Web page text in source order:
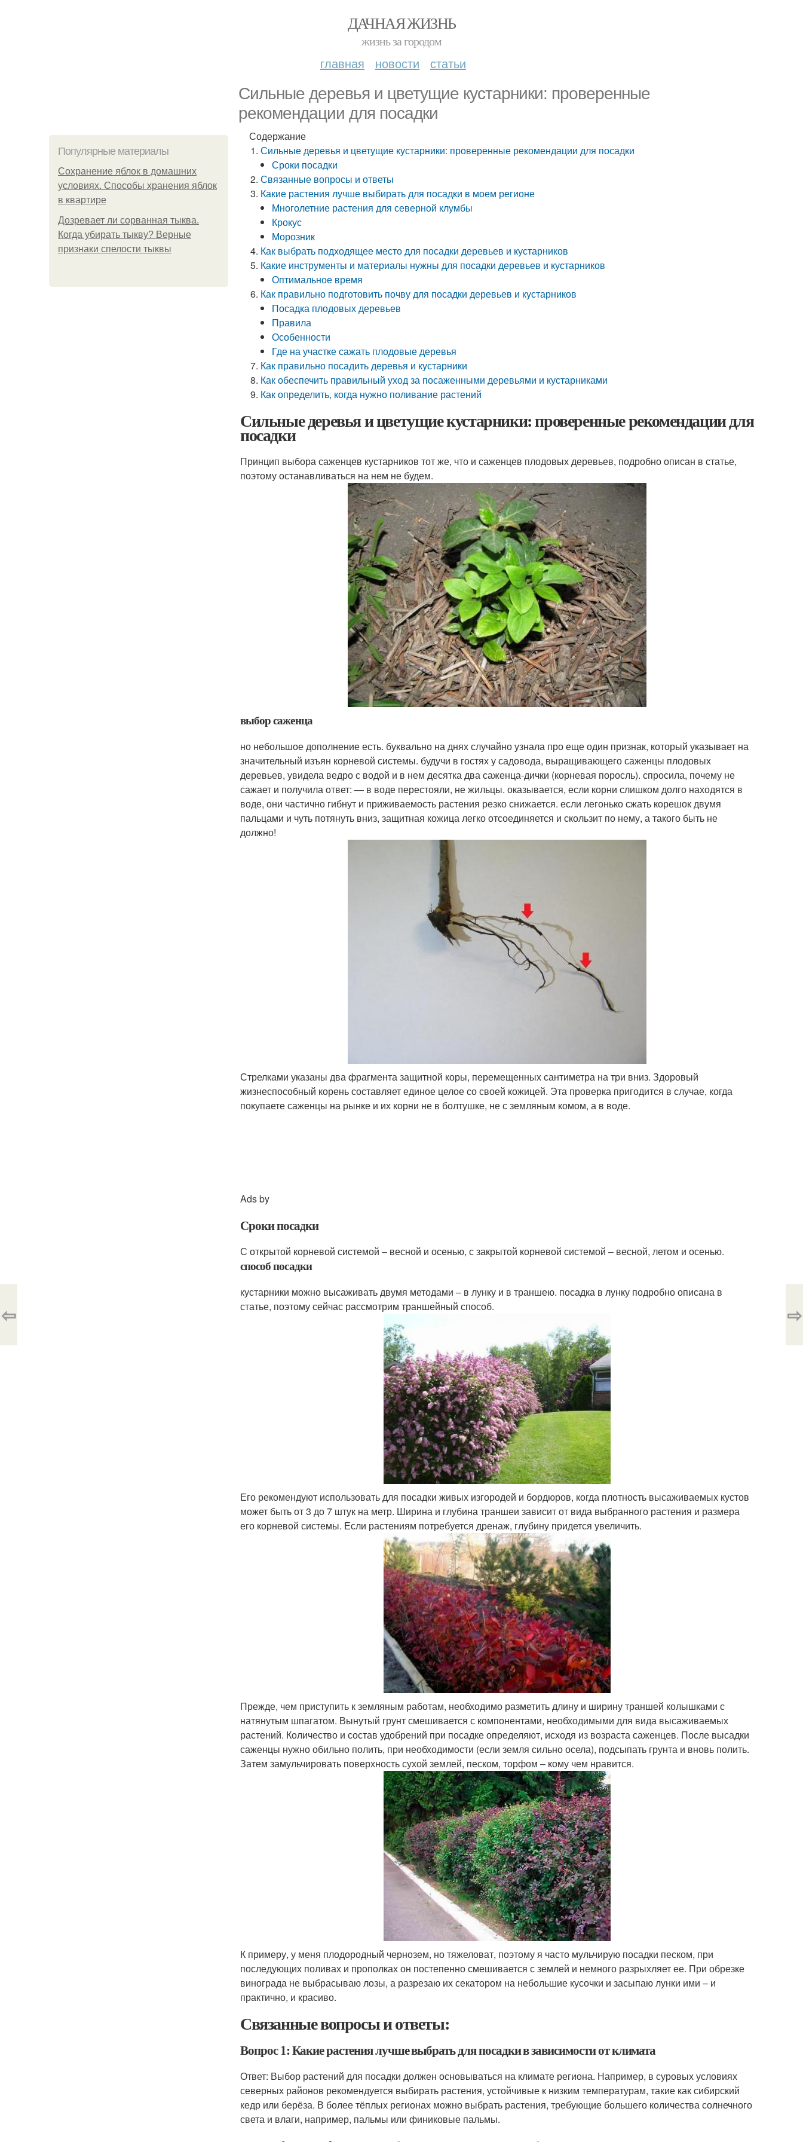
ДАЧНАЯ ЖИЗНЬ
жизнь за городом
главная новости статьи
Сильные деревья и цветущие кустарники: проверенные
рекомендации для посадки
Популярные материалы
Сохранение яблок в домашних
условиях. Способы хранения яблок
в квартире
Дозревает ли сорванная тыква.
Когда убирать тыкву? Верные
признаки спелости тыквы
Содержание
Сильные деревья и цветущие кустарники: проверенные рекомендации для посадки
Сроки посадки
Связанные вопросы и ответы
Какие растения лучше выбирать для посадки в моем регионе
Многолетние растения для северной клумбы
Крокус
Морозник
Как выбрать подходящее место для посадки деревьев и кустарников
Какие инструменты и материалы нужны для посадки деревьев и кустарников
Оптимальное время
Как правильно подготовить почву для посадки деревьев и кустарников
Посадка плодовых деревьев
Правила
Особенности
Где на участке сажать плодовые деревья
Как правильно посадить деревья и кустарники
Как обеспечить правильный уход за посаженными деревьями и кустарниками
Как определить, когда нужно поливание растений
Сильные деревья и цветущие кустарники: проверенные рекомендации для
посадки
Принцип выбора саженцев кустарников тот же, что и саженцев плодовых деревьев, подробно описан в статье,
поэтому останавливаться на нем не будем.
выбор саженца
но небольшое дополнение есть. буквально на днях случайно узнала про еще один признак, который указывает на
значительный изъян корневой системы. будучи в гостях у садовода, выращивающего саженцы плодовых
деревьев, увидела ведро с водой и в нем десятка два саженца-дички (корневая поросль). спросила, почему не
сажает и получила ответ: — в воде перестояли, не жильцы. оказывается, если корни слишком долго находятся в
воде, они частично гибнут и приживаемость растения резко снижается. если легонько сжать корешок двумя
пальцами и чуть потянуть вниз, защитная кожица легко отсоединяется и скользит по нему, а такого быть не
должно!
Стрелками указаны два фрагмента защитной коры, перемещенных сантиметра на три вниз. Здоровый
жизнеспособный корень составляет единое целое со своей кожицей. Эта проверка пригодится в случае, когда
покупаете саженцы на рынке и их корни не в болтушке, не с земляным комом, а в воде.
Ads by
Сроки посадки
С открытой корневой системой – весной и осенью, с закрытой корневой системой – весной, летом и осенью.
способ посадки
кустарники можно высаживать двумя методами – в лунку и в траншею. посадка в лунку подробно описана в
статье, поэтому сейчас рассмотрим траншейный способ.
Его рекомендуют использовать для посадки живых изгородей и бордюров, когда плотность высаживаемых кустов
может быть от 3 до 7 штук на метр. Ширина и глубина траншеи зависит от вида выбранного растения и размера
его корневой системы. Если растениям потребуется дренаж, глубину придется увеличить.
Прежде, чем приступить к земляным работам, необходимо разметить длину и ширину траншей колышками с
натянутым шпагатом. Вынутый грунт смешивается с компонентами, необходимыми для вида высаживаемых
растений. Количество и состав удобрений при посадке определяют, исходя из возраста саженцев. После высадки
саженцы нужно обильно полить, при необходимости (если земля сильно осела), подсыпать грунта и вновь полить.
Затем замульчировать поверхность сухой землей, песком, торфом – кому чем нравится.
К примеру, у меня плодородный чернозем, но тяжеловат, поэтому я часто мульчирую посадки песком, при
последующих поливах и прополках он постепенно смешивается с землей и немного разрыхляет ее. При обрезке
винограда не выбрасываю лозы, а разрезаю их секатором на небольшие кусочки и засыпаю лунки ими – и
практично, и красиво.
Связанные вопросы и ответы:
Вопрос 1: Какие растения лучше выбрать для посадки в зависимости от климата
Ответ: Выбор растений для посадки должен основываться на климате региона. Например, в суровых условиях
северных районов рекомендуется выбирать растения, устойчивые к низким температурам, такие как сибирский
кедр или берёза. В более тёплых регионах можно выбрать растения, требующие большего количества солнечного
света и влаги, например, пальмы или финиковые пальмы.
⇦ ⇨